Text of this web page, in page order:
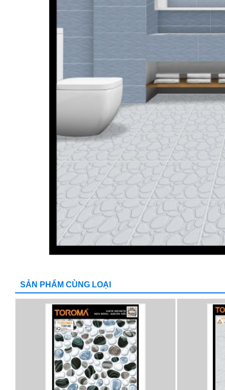
SẢN PHẨM CÙNG LOẠI